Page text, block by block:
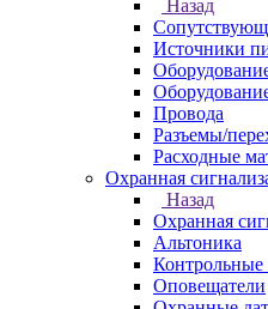
Назад
Источники
Провода
Разъемы/
Расходные
Охранная
Назад
Охранная
Альтоника
Контрольные
Оповещатели